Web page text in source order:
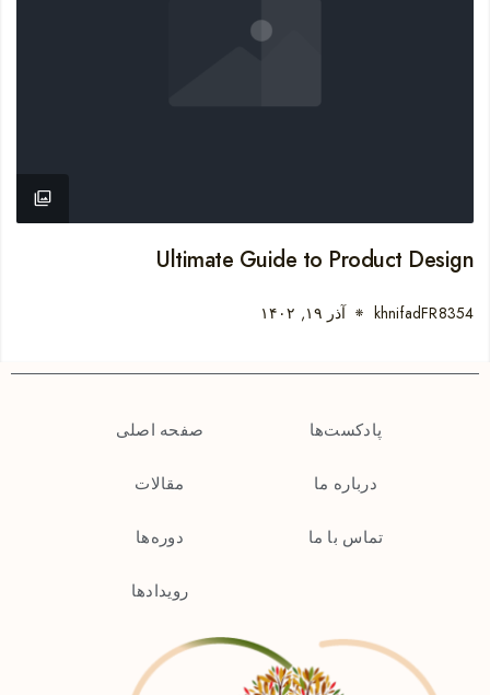
Ultimate Guide to Product Design
khnifadFR8354 آذر ۱۹, ۱۴۰۲
پادکست‌ها
دربار‌ه‌ ما
تماس با ما
صفحه اصلی
مقالات
دوره‌ها
رویدادها